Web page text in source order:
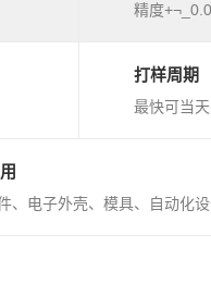
精度
打样周期
最快可当
、电子外壳、模具、自动化